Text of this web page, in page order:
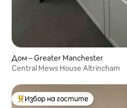
Дом – Greater Manchester
Central Mews House Altrincham
Най-популярен избор на гостите
Избор на гостите